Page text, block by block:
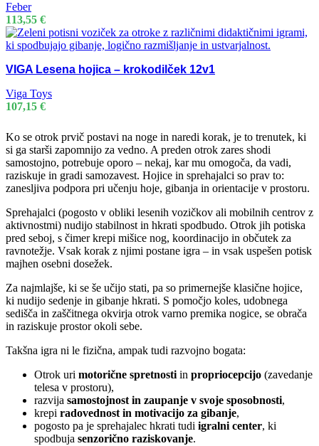
Feber
113,55 €
VIGA Lesena hojica – krokodilček 12v1
Viga Toys
107,15 €
Ko se otrok prvič postavi na noge in naredi korak, je to trenutek, ki
si ga starši zapomnijo za vedno. A preden otrok zares shodi
samostojno, potrebuje oporo – nekaj, kar mu omogoča, da vadi,
raziskuje in gradi samozavest. Hojice in sprehajalci so prav to:
zanesljiva podpora pri učenju hoje, gibanja in orientacije v prostoru.
Sprehajalci (pogosto v obliki lesenih vozičkov ali mobilnih centrov z
aktivnostmi) nudijo stabilnost in hkrati spodbudo. Otrok jih potiska
pred seboj, s čimer krepi mišice nog, koordinacijo in občutek za
ravnotežje. Vsak korak z njimi postane igra – in vsak uspešen potisk
majhen osebni dosežek.
Za najmlajše, ki se še učijo stati, pa so primernejše klasične hojice,
ki nudijo sedenje in gibanje hkrati. S pomočjo koles, udobnega
sedišča in zaščitnega okvirja otrok varno premika nogice, se obrača
in raziskuje prostor okoli sebe.
Takšna igra ni le fizična, ampak tudi razvojno bogata:
Otrok uri motorične spretnosti in propriocepcijo (zavedanje
telesa v prostoru),
razvija samostojnost in zaupanje v svoje sposobnosti,
krepi radovednost in motivacijo za gibanje,
pogosto pa je sprehajalec hkrati tudi igralni center, ki
spodbuja senzorično raziskovanje.